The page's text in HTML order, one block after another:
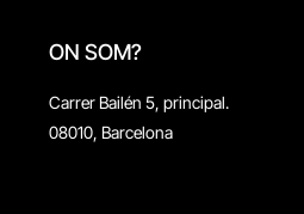
ON SOM?
Carrer Bailén 5, principal.
08010, Barcelona